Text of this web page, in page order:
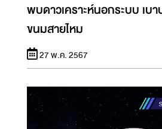
พบดาวเคราะห์นอกระบบ เบา
ขนมสายไหม
27 พ.ค. 2567